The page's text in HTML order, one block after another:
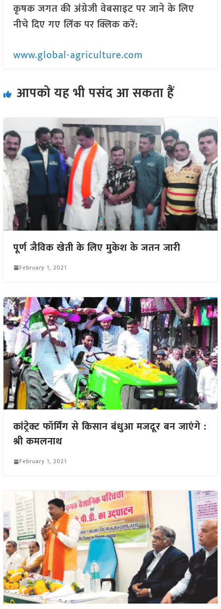
कृषक जगत की अंग्रेजी वेबसाइट पर जाने के लिए
नीचे दिए गए लिंक पर क्लिक करें:
www.global-agriculture.com
आपको यह भी पसंद आ सकता हैं
पूर्ण जैविक खेती के लिए मुकेश के जतन जारी
February 1, 2021
कांट्रेक्ट फॉर्मिंग से किसान बंधुआ मजदूर बन जाएंगे :
श्री कमलनाथ
February 1, 2021